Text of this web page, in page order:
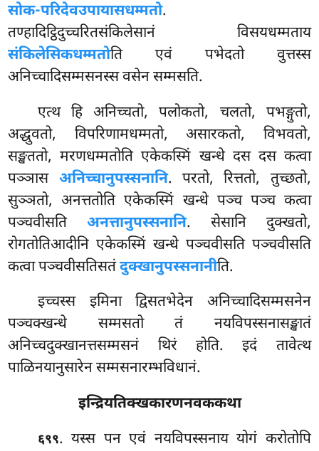
सोक-परिदेवउपायासधम्मतो.
तण्हादिट्ठिदुच्चरितसंकिलेसानं विसयधम्मताय
संकिलेसिकधम्मतोति एवं पभेदतो वुत्तस्स
अनिच्चादिसम्मसनस्स वसेन सम्मसति.
एत्थ हि अनिच्चतो, पलोकतो, चलतो, पभङ्गुतो,
अद्धुवतो, विपरिणामधम्मतो, असारकतो, विभवतो,
सङ्खततो, मरणधम्मतोति एकेकस्मिं खन्धे दस दस कत्वा
पञ्ञास अनिच्चानुपस्सनानि. परतो, रित्ततो, तुच्छतो,
सुञ्ञतो, अनत्ततोति एकेकस्मिं खन्धे पञ्च पञ्च कत्वा
पञ्चवीसतिअनत्तानुपस्सनानि. सेसानि दुक्खतो,
रोगतोतिआदीनि एकेकस्मिं खन्धे पञ्चवीसति पञ्चवीसति
कत्वा पञ्चवीसतिसतंदुक्खानुपस्सनानीति.
इच्चस्स इमिना द्विसतभेदेन अनिच्चादिसम्मसनेन
पञ्चक्खन्धे सम्मसतो तं नयविपस्सनासङ्खातं
अनिच्चदुक्खानत्तसम्मसनं थिरं होति. इदं तावेत्थ
पाळिनयानुसारेन सम्मसनारम्भविधानं.
इन्द्रियतिक्खकारणनवककथा
६९९. यस्स पन एवं नयविपस्सनाय योगं करोतोपि